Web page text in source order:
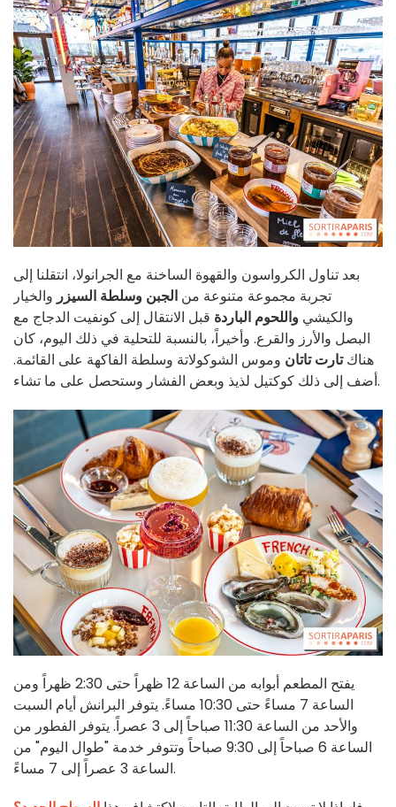
بعد تناول الكرواسون والقهوة الساخنة مع الجرانولا، انتقلنا إلى
تجربة مجموعة متنوعة من الجبن وسلطة السيزر والخيار
والكيشي واللحوم الباردة قبل الانتقال إلى كونفيت الدجاج مع
البصل والأرز والقرع. وأخيراً، بالنسبة للتحلية في ذلك اليوم، كان
هناكتارت تاتان وموس الشوكولاتة وسلطة الفاكهة على القائمة.
أضف إلى ذلك كوكتيل لذيذ وبعض الفشار وستحصل على ما تشاء.
يفتح المطعم أبوابه من الساعة 12 ظهراً حتى 2:30 ظهراً ومن
الساعة 7 مساءً حتى 10:30 مساءً. يتوفر البرانش أيام السبت
والأحد من الساعة 11:30 صباحاً إلى 3 عصراً. يتوفر الفطور من
الساعة 6 صباحاً إلى 9:30 صباحاً وتتوفر خدمة "طوال اليوم" من
الساعة 3 عصراً إلى 7 مساءً.